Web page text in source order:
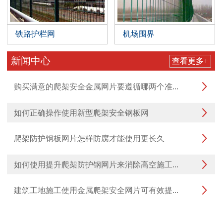
铁路护栏网 机场围界
新闻中心 查看更多+

购买满意的爬架安全金属网片要遵循哪两个准...

如何正确操作使用新型爬架安全钢板网

爬架防护钢板网片怎样防腐才能使用更长久

如何使用提升爬架防护钢网片来消除高空施工...

建筑工地施工使用金属爬架安全网片可有效提...